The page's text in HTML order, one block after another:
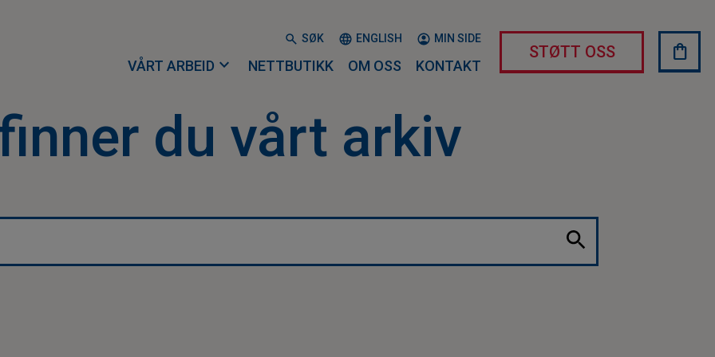
SØK ENGLISH MIN SIDE
VÅRT ARBEID expand_more NETTBUTIKK OM OSS KONTAKT
STØTT OSS shopping_bag
du vårt arkiv